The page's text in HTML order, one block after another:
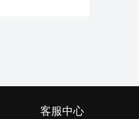
客服中心